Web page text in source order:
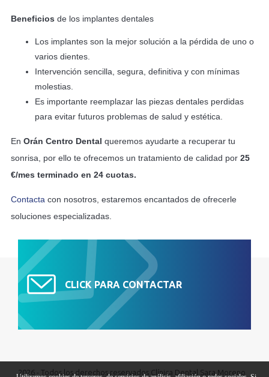
Beneficios de los implantes dentales
Los implantes son la mejor solución a la pérdida de uno o
varios dientes.
Intervención sencilla, segura, definitiva y con mínimas
molestias.
Es importante reemplazar las piezas dentales perdidas
para evitar futuros problemas de salud y estética.
En Orán Centro Dental queremos ayudarte a recuperar tu
sonrisa, por ello te ofrecemos un tratamiento de calidad por25
€/mes terminado en 24 cuotas.
Contacta con nosotros, estaremos encantados de ofrecerle
soluciones especializadas.
CLICK PARA CONTACTAR
2026 - Todos los derechos reservados Clínica Dental Sara Moreno